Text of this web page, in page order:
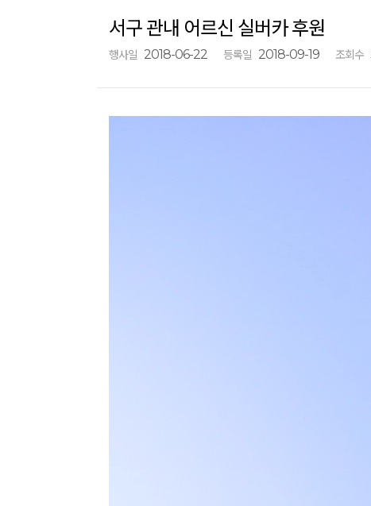
서구 관내 어르신 실버카 후원
행사일 2018-06-22 등록일 2018-09-19 조회수